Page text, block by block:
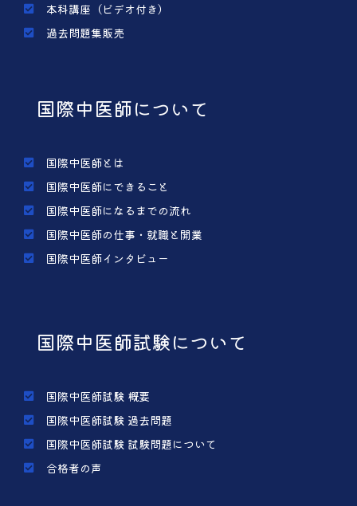
本科講座（ビデオ付き）
過去問題集販売
国際中医師について
国際中医師とは
国際中医師にできること
国際中医師になるまでの流れ
国際中医師の仕事・就職と開業
国際中医師インタビュー
国際中医師試験について
国際中医師試験 概要
国際中医師試験 過去問題
国際中医師試験 試験問題について
合格者の声